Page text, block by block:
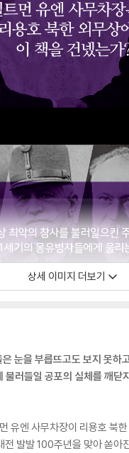
상세 이미지 더보기
눈을 부릅뜨고도 보지 못하
불러들일 공포의 실체를 깨닫
유엔 사무차장이 리용호 북
전 발발 100주년을 맞아 쏟아